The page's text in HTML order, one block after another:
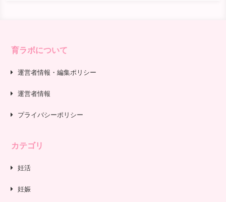
育ラボについて
運営者情報・編集ポリシー
運営者情報
プライバシーポリシー
カテゴリ
妊活
妊娠